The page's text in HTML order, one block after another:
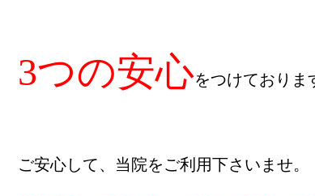
3つの安心をつけておりま
ご安心して、当院をご利用下さいませ。